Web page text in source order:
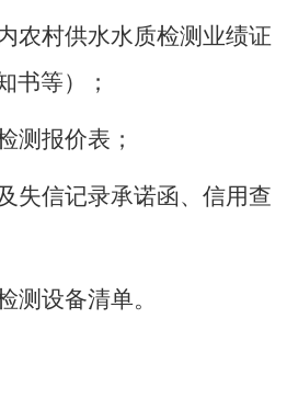
农村供水水质检测业绩证
书等）；
测报价表；
失信记录承诺函、信用查
测设备清单。